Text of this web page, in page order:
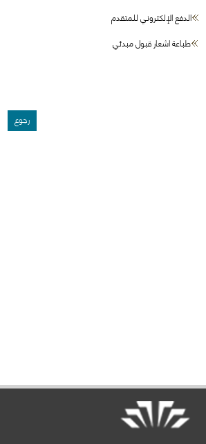
الدفع الإلكتروني للمتقدم
طباعة اشعار قبول مبدئي
رجوع